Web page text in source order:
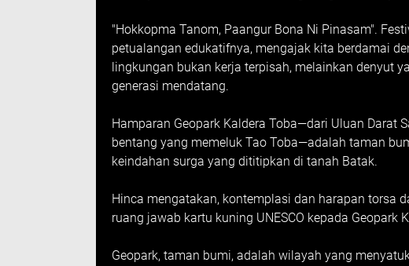
"Hokkopma Tanom, Paangur Bona Ni Pinasam".
petualangan edukatifnya, mengajak kita berdamai
lingkungan bukan kerja terpisah, melainkan denyut
generasi mendatang.
Hamparan Geopark Kaldera Toba—dari Uluan Darat
bentang yang memeluk Tao Toba—adalah taman
keindahan surga yang dititipkan di tanah Batak.
Hinca mengatakan, kontemplasi dan harapan torsa
ruang jawab kartu kuning UNESCO kepada Geopark
Geopark, taman bumi, adalah wilayah yang